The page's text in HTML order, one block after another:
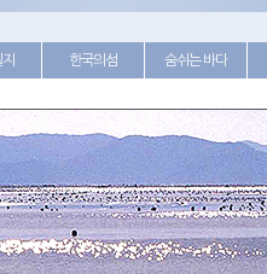
한국의섬 숨쉬는 바다